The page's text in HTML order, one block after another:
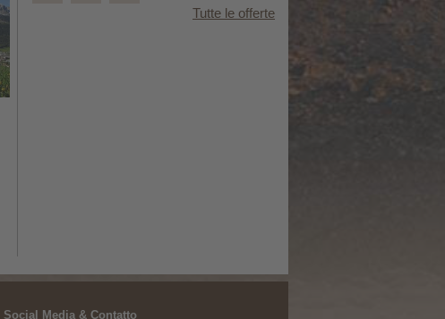
Tutte le offerte
Social Media & Contatto